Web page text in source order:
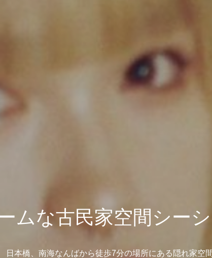
ムな古民家空間シーシ
日本橋、南海なんばから徒歩7分の場所にある隠れ家空間